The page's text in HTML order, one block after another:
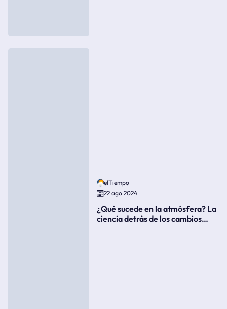
elTiempo
22 ago 2024
¿Qué sucede en la atmósfera? La
ciencia detrás de los cambios